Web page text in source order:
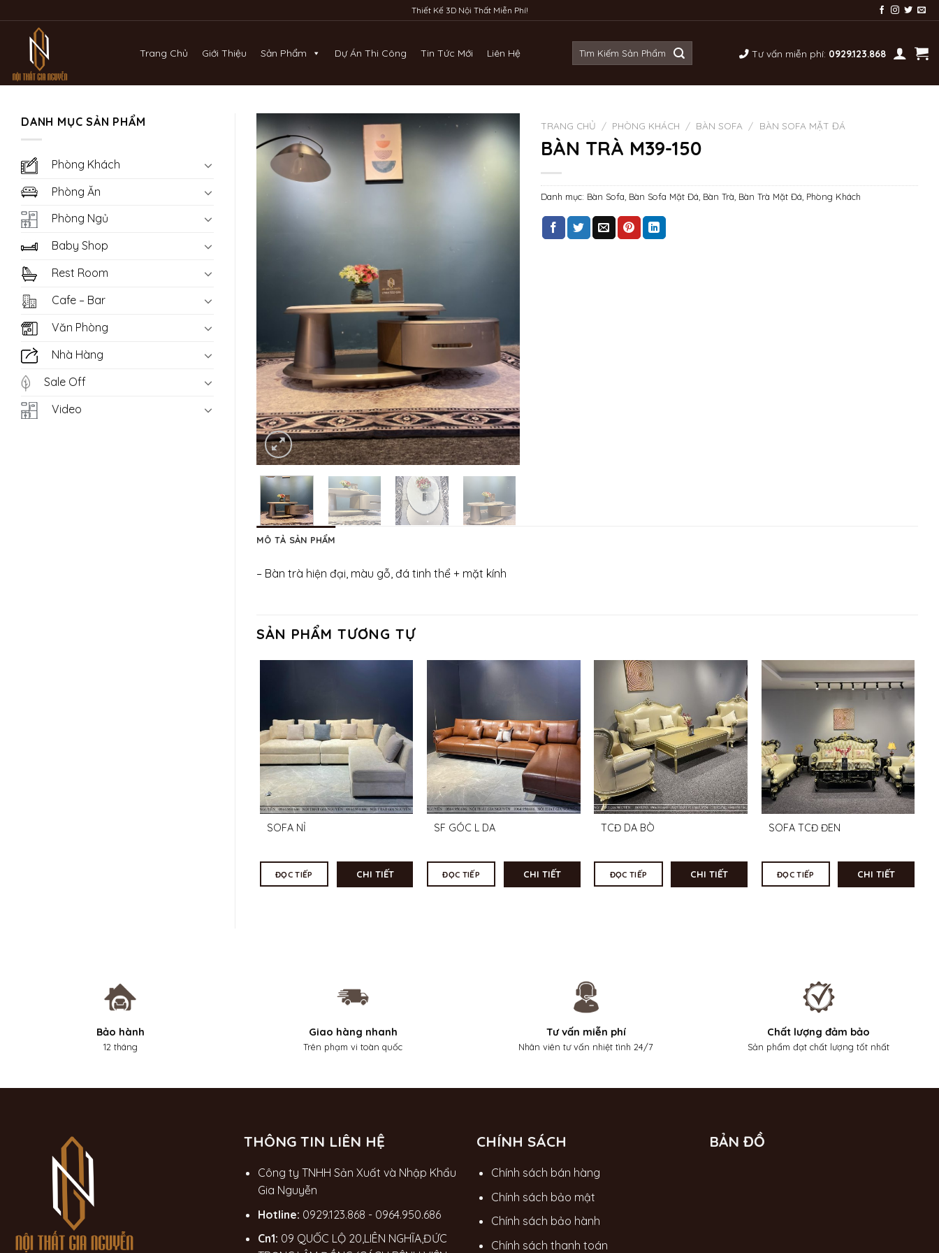
qua
Thiết Kế 3D Nội Thất Miễn Phí!
Trang Chủ Giới Thiệu Sản Phẩm Dự Án Thi Công Tin Tức Mới Liên Hệ Tư vấn miễn phí: 0929.123.868
DANH MỤC SẢN PHẨM
Phòng Khách
Phòng Ăn
Phòng Ngủ
Baby Shop
Rest Room
Cafe – Bar
Văn Phòng
Nhà Hàng
Sale Off
Video
TRANG CHỦ / PHÒNG KHÁCH / BÀN SOFA / BÀN SOFA MẶT ĐÁ
BÀN TRÀ M39-150
Danh mục: Bàn Sofa Bàn Sofa Mặt Đá Bàn Trà Bàn Trà Mặt Đá Phòng Khách
MÔ TẢ SẢN PHẨM
– Bàn trà hiện đại, màu gỗ, đá tinh thể + mặt kính
SẢN PHẨM TƯƠNG TỰ
SOFA NỈ
ĐỌC TIẾP CHI TIẾT
SF GÓC L DA
ĐỌC TIẾP CHI TIẾT
TCĐ DA BÒ
ĐỌC TIẾP CHI TIẾT
SOFA TCĐ ĐEN
ĐỌC TIẾP CHI TIẾT
Bảo hành
12 tháng
Giao hàng nhanh
Trên phạm vi toàn quốc
Tư vấn miễn phí
Nhân viên tư vấn nhiệt tình 24/7
Chất lượng đảm bảo
Sản phẩm đạt chất lượng tốt nhất
THÔNG TIN LIÊN HỆ
Công ty TNHH Sản Xuất và Nhập Khẩu
Gia Nguyễn
Hotline: 0929.123.868 - 0964.950.686
Cn1: 09 QUỐC LỘ 20,LIÊN NGHĨA,ĐỨC
CHÍNH SÁCH
Chính sách bán hàng
Chính sách bảo mật
Chính sách bảo hành
Chính sách thanh toán
BẢN ĐỒ